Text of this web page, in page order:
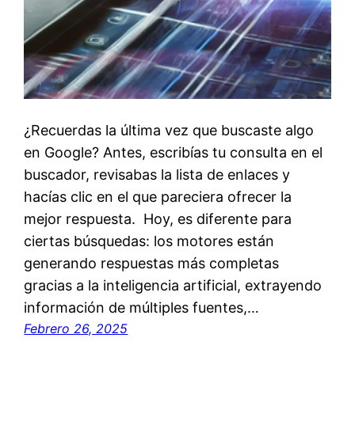
¿Recuerdas la última vez que buscaste algo
en Google? Antes, escribías tu consulta en el
buscador, revisabas la lista de enlaces y
hacías clic en el que pareciera ofrecer la
mejor respuesta. Hoy, es diferente para
ciertas búsquedas: los motores están
generando respuestas más completas
gracias a la inteligencia artificial, extrayendo
información de múltiples fuentes,…
Febrero 26, 2025